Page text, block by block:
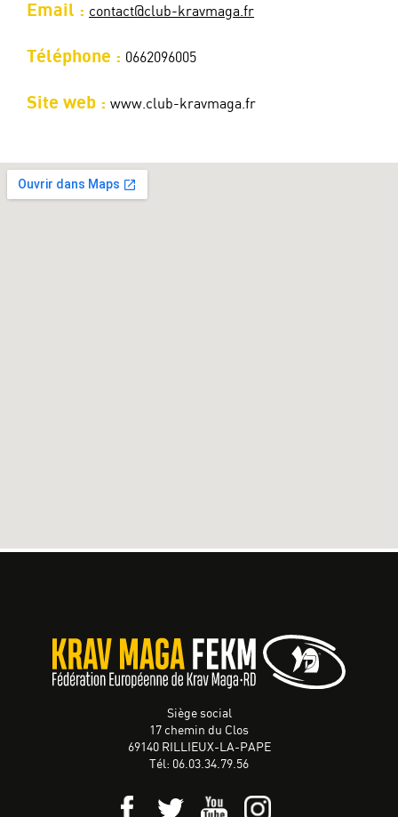
Email : contact@club-kravmaga.fr
Téléphone : 0662096005
Site web : www.club-kravmaga.fr
Siège social
17 chemin du Clos
69140 RILLIEUX-LA-PAPE
Tél: 06.03.34.79.56